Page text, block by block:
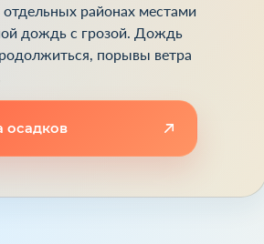
отдельных районах местами
дождь с грозой. Дождь
порывы ветра
осадков